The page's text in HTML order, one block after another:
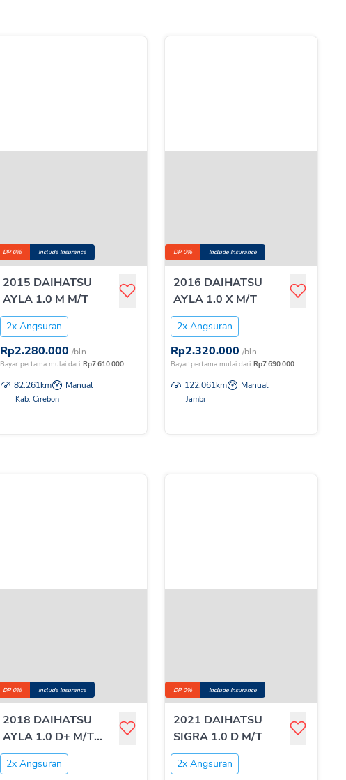
DP 0% Include Insurance
2015 DAIHATSU
AYLA 1.0 M M/T
2x Angsuran
Rp2.280.000 /bln
Bayar pertama mulai dari Rp7.610.000
82.261km Manual
Kab. Cirebon
DP 0% Include Insurance
2016 DAIHATSU
AYLA 1.0 X M/T
2x Angsuran
Rp2.320.000 /bln
Bayar pertama mulai dari Rp7.690.000
122.061km Manual
Jambi
DP 0% Include Insurance
2018 DAIHATSU
AYLA 1.0 D+ M/T
NEW
2x Angsuran
DP 0% Include Insurance
2021 DAIHATSU
SIGRA 1.0 D M/T
2x Angsuran